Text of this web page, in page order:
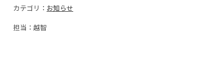
カテゴリ： お知らせ
担当：越智